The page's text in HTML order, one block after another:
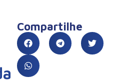
Compartilhe